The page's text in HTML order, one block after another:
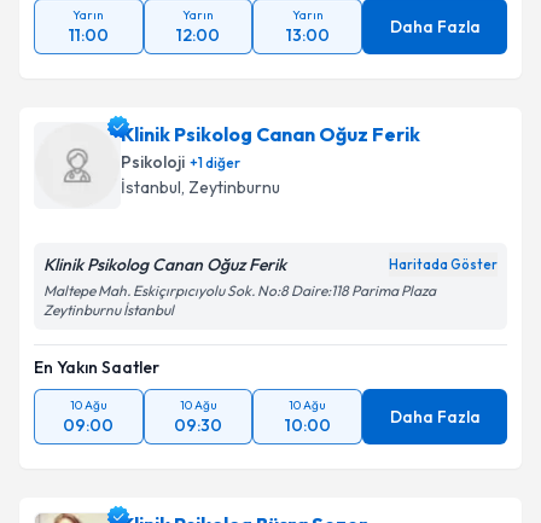
Yarın
11:00
Yarın
12:00
Yarın
13:00 Daha Fazla
Klinik Psikolog Canan Oğuz Ferik
Psikoloji +1diğer
İstanbul, Zeytinburnu
Klinik Psikolog Canan Oğuz Ferik Haritada Göster
Maltepe Mah. Eskiçırpıcıyolu Sok. No:8 Daire:118 Parima Plaza
Zeytinburnu İstanbul
En Yakın Saatler
10 Ağu
09:00
10 Ağu
09:30
10 Ağu
10:00 Daha Fazla